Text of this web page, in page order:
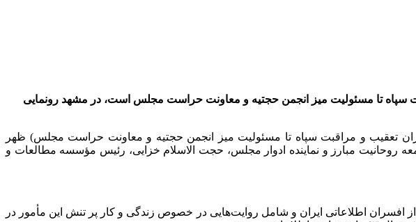
سپاه تا مسئولیت میز انجمن حجتیه و معاونت حراست مجلس است، در مشهد رونمایی
تعقیب و مراقبت سپاه تا مسئولیت میز انجمن حجتیه و معاونت حراست مجلس) ظهر
روحانیت مبارز و نماینده ادوار مجلس، حجت الاسلام خزایی، رئیس مؤسسه مطالعات و
اطلاعاتی ایران و شامل روایت‌هایی در خصوص زندگی و کار پر تنش این مأمور در